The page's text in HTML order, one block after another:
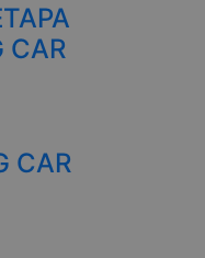
CAR
CAR